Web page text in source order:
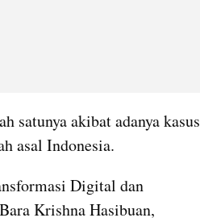
satunya akibat adanya kasus
asal Indonesia.
Digital dan
Krishna Hasibuan,